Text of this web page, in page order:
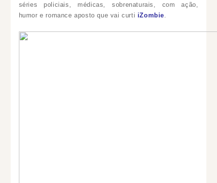
séries policiais, médicas, sobrenaturais, com ação,
humor e romance aposto que vai curti iZombie